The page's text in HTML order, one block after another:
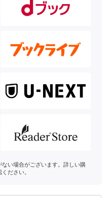
い場合がございます。詳しい購
ださい。